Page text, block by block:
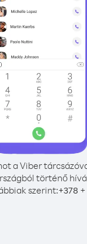
a Viber
történő
szerint:+378 +